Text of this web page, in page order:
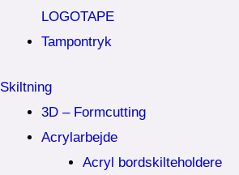
LOGOTAPE
Tampontryk
Skiltning
3D – Formcutting
Acrylarbejde
Acryl bordskilteholdere